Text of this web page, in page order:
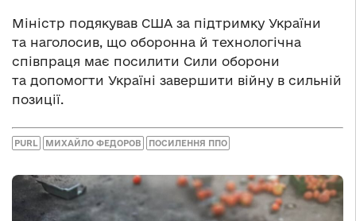
Міністр подякував США за підтримку України
та наголосив, що оборонна й технологічна
співпраця має посилити Сили оборони
та допомогти Україні завершити війну в сильній
позиції.
PURL МИХАЙЛО ФЕДОРОВ ПОСИЛЕННЯ ППО